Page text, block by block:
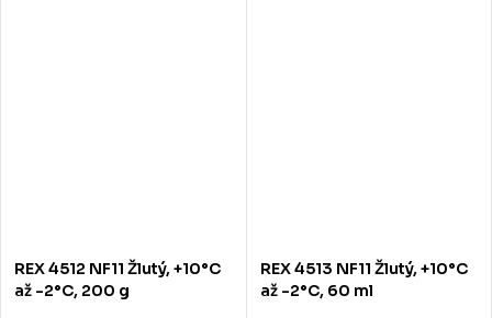
REX 4512 NF11 Žlutý, +10°C
až -2°C, 200 g
REX 4513 NF11 Žlutý, +10°C
až -2°C, 60 ml